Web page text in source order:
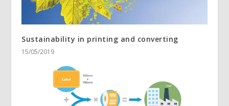
Sustainability in printing and converting
15/05/2019